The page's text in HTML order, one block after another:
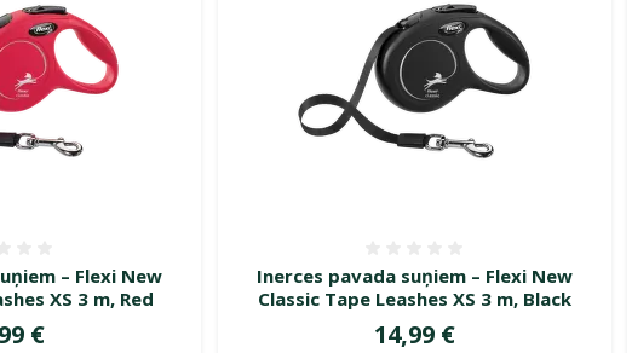
– Flexi New
XS 3 m, Red
€
Inerces pavada suņiem – Flexi New
Classic Tape Leashes XS 3 m, Black
Cena
14,99 €